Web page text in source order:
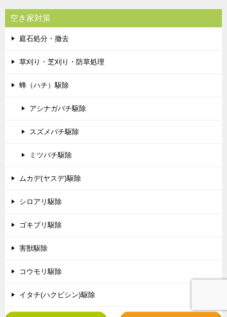
空き家対策
庭石処分・撤去
草刈り・芝刈り・防草処理
蜂（ハチ）駆除
アシナガバチ駆除
スズメバチ駆除
ミツバチ駆除
ムカデ(ヤスデ)駆除
シロアリ駆除
ゴキブリ駆除
害獣駆除
コウモリ駆除
イタチ(ハクビシン)駆除